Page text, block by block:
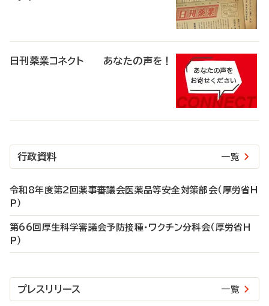
日刊薬業コネクト あなたの声を！
行政資料 一覧
令和8年度第2回薬事審議会医薬品等安全対策部会（厚労省H
P）
第66回厚生科学審議会予防接種・ワクチン分科会（厚労省H
P）
プレスリリース 一覧